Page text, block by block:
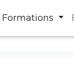
Formations